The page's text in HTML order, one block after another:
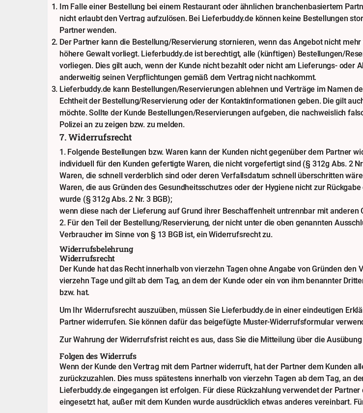
Im Falle einer Bestellung bei einem Restaurant oder ähnlichen branchenbasiertem
nicht erlaubt den Vertrag aufzulösen. Bei Lieferbuddy.de können keine Bestellungen
Partner wenden.
Der Partner kann die Bestellung/Reservierung stornieren, wenn das Angebot nicht
höhere Gewalt vorliegt. Lieferbuddy.de ist berechtigt, alle (künftigen) Bestellungen/
vorliegen. Dies gilt auch, wenn der Kunde nicht bezahlt oder nicht am Lieferungs- oder
anderweitig seinen Verpflichtungen gemäß dem Vertrag nicht nachkommt.
Lieferbuddy.de kann Bestellungen/Reservierungen ablehnen und Verträge im Namen
Echtheit der Bestellung/Reservierung oder der Kontaktinformationen geben. Die gilt
möchte. Sollte der Kunde Bestellungen/Reservierungen aufgeben, die nachweislich
Polizei an zu zeigen bzw. zu melden.
7. Widerrufsrecht
1. Folgende Bestellungen bzw. Waren kann der Kunden nicht gegenüber dem Partner
individuell für den Kunden gefertigte Waren, die nicht vorgefertigt sind (§ 312g Abs. 2
Waren, die schnell verderblich sind oder deren Verfallsdatum schnell überschritten
Waren, die aus Gründen des Gesundheitsschutzes oder der Hygiene nicht zur
wurde (§ 312g Abs. 2 Nr. 3 BGB);
wenn diese nach der Lieferung auf Grund ihrer Beschaffenheit untrennbar mit anderen
2. Für den Teil der Bestellung/Reservierung, der nicht unter die oben genannten
Verbraucher im Sinne von § 13 BGB ist, ein Widerrufsrecht zu.
Widerrufsbelehrung
Widerrufsrecht
Der Kunde hat das Recht innerhalb von vierzehn Tagen ohne Angabe von Gründen
vierzehn Tage und gilt ab dem Tag, an dem der Kunde oder ein von ihm benannter
bzw. hat.
Um Ihr Widerrufsrecht auszuüben, müssen Sie Lieferbuddy.de in einer eindeutigen
Partner widerrufen. Sie können dafür das beigefügte Muster-Widerrufsformular
Zur Wahrung der Widerrufsfrist reicht es aus, dass Sie die Mitteilung über die
Folgen des Widerrufs
Wenn der Kunde den Vertrag mit dem Partner widerruft, hat der Partner dem Kunden
zurückzuzahlen. Dies muss spätestens innerhalb von vierzehn Tagen ab dem Tag, an
Lieferbuddy.de eingegangen ist erfolgen. Für diese Rückzahlung verwendet der
eingesetzt hat, außer mit dem Kunden wurde ausdrücklich etwas anderes vereinbart.